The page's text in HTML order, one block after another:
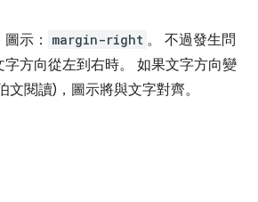
示： margin-right 。 不過發生問
字方向從左到右時。 如果文字方向變
文閱讀)，圖示將與文字對齊。